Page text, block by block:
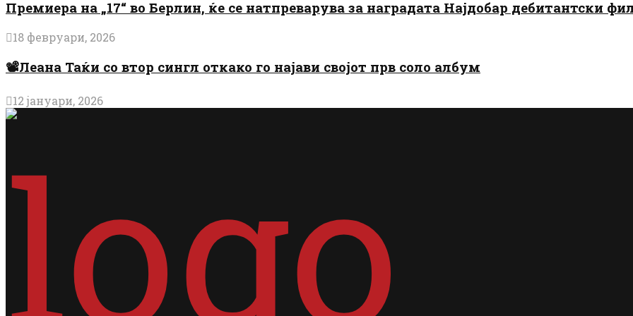
Премиера на „17“ во Берлин, ќе се натпреварува за наградата Најдобар дебитантски
18 февруари, 2026
📽️Леана Таќи со втор сингл откако го најави својот прв соло албум
12 јануари, 2026